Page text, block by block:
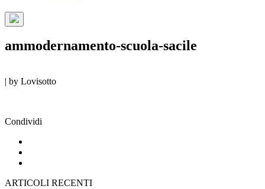
ammodernamento-scuola-sacile
| by Lovisotto
Condividi
ARTICOLI RECENTI